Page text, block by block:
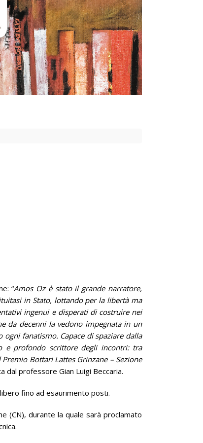
“Amos Oz è stato il grande narratore,
in Stato, lottando per la libertà ma
ingenui e disperati di costruire nei
da decenni la vedono impegnata in un
fanatismo. Capace di spaziare dalla
e profondo scrittore degli incontri: tra
Bottari Lattes Grinzane – Sezione
dal professore Gian Luigi Beccaria.
fino ad esaurimento posti.
(CN), durante la quale sarà proclamato